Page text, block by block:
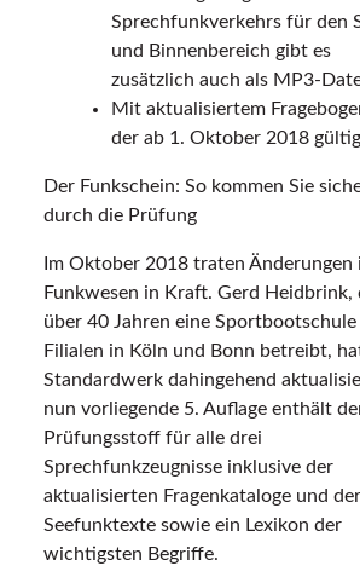
Sprechfunkverkehrs für den
und Binnenbereich gibt es
zusätzlich auch als MP3-
Mit aktualisiertem
der ab 1. Oktober 2018
Der Funkschein: So kommen Sie
durch die Prüfung
Im Oktober 2018 traten Änderungen
Funkwesen in Kraft. Gerd Heidbrink,
über 40 Jahren eine
Filialen in Köln und Bonn betreibt,
Standardwerk dahingehend
nun vorliegende 5. Auflage enthält
Prüfungsstoff für alle drei
Sprechfunkzeugnisse inklusive der
aktualisierten Fragenkataloge und der
Seefunktexte sowie ein Lexikon der
wichtigsten Begriffe.